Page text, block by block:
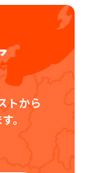
トから
。